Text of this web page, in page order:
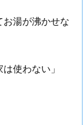
お湯が沸かせな
使わない」